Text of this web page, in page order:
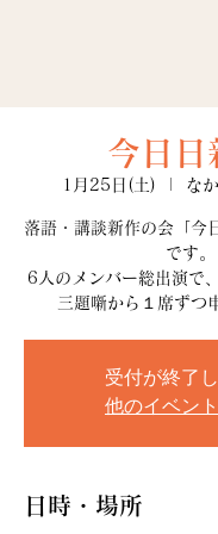
今日日
1月25日(土) な
落語・講談新作の会「今
です。
6人のメンバー総出演で
三題噺から１席ずつ
受付が終了
他のイベン
日時・場所